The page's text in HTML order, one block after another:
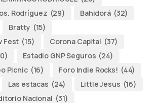
Rodríguez (29) Bahidorá (32)
Bratty (15)
Fest (15) Corona Capital (37)
Estadio GNP Seguros (24)
Picnic (16) Foro Indie Rocks! (44)
Las estacas (24) Little Jesus (16)
Nacional (31)